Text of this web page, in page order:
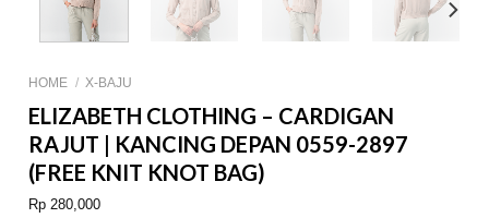
HOME / X-BAJU
ELIZABETH CLOTHING – CARDIGAN
RAJUT | KANCING DEPAN 0559-2897
(FREE KNIT KNOT BAG)
Rp 280,000